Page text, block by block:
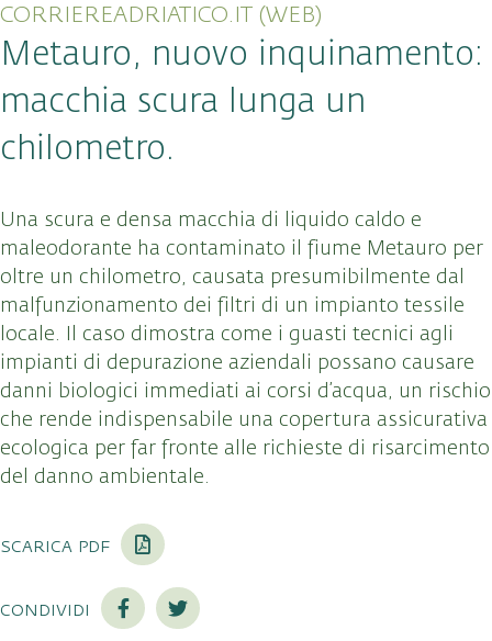
CORRIEREADRIATICO.IT (WEB)
Metauro, nuovo inquinamento:
macchia scura lunga un
chilometro.
Una scura e densa macchia di liquido caldo e
maleodorante ha contaminato il fiume Metauro per
oltre un chilometro, causata presumibilmente dal
malfunzionamento dei filtri di un impianto tessile
locale. Il caso dimostra come i guasti tecnici agli
impianti di depurazione aziendali possano causare
danni biologici immediati ai corsi d’acqua, un rischio
che rende indispensabile una copertura assicurativa
ecologica per far fronte alle richieste di risarcimento
del danno ambientale.
scarica pdf
condividi